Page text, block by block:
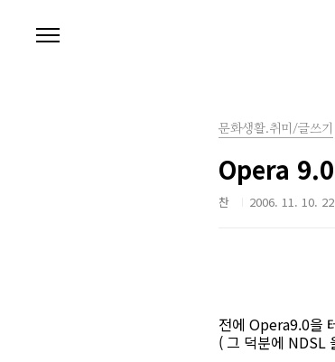
문화생활.취미/글쓰기
Opera 9.0
찬 2006. 11. 10.
전에 Opera9.0을
( 그 덕분에 NDSL